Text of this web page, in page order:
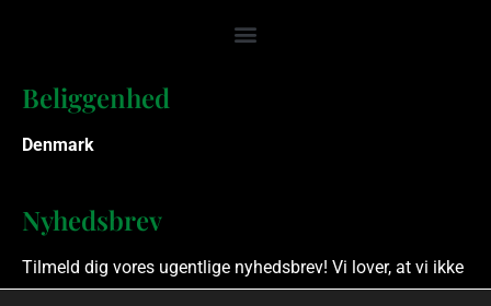
Beliggenhed
Denmark
Nyhedsbrev
Tilmeld dig vores ugentlige nyhedsbrev! Vi lover, at vi ikke
spammer.